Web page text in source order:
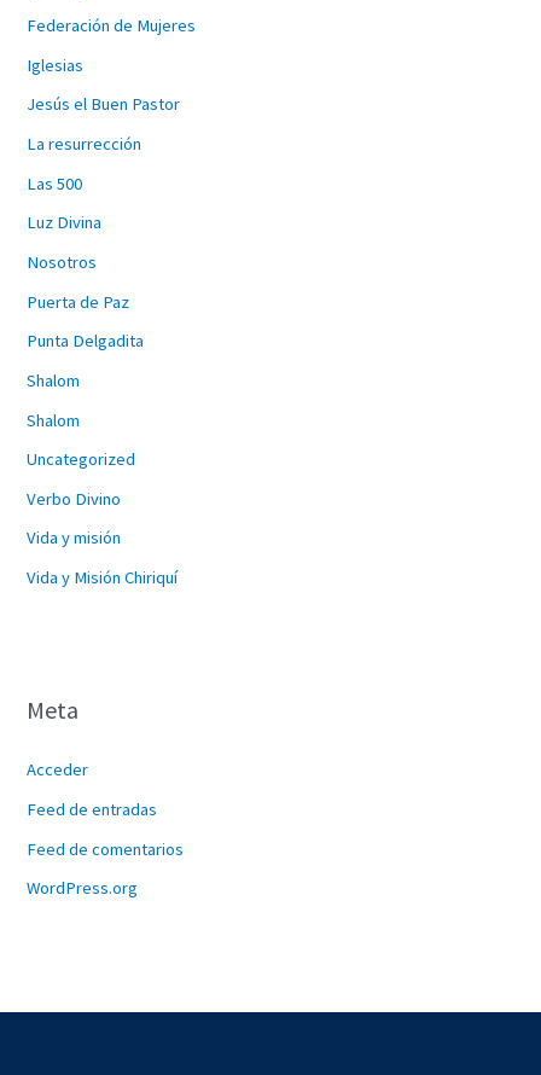
Federación de Mujeres
Iglesias
Jesús el Buen Pastor
La resurrección
Las 500
Luz Divina
Nosotros
Puerta de Paz
Punta Delgadita
Shalom
Shalom
Uncategorized
Verbo Divino
Vida y misión
Vida y Misión Chiriquí
Meta
Acceder
Feed de entradas
Feed de comentarios
WordPress.org